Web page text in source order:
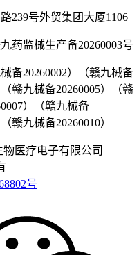
239号外贸集团大厦1106
药监械生产备20260003号
备20260002）（赣九械备
赣九械备20260005）（赣
）（赣九械备
赣九械备20260010）
医疗电子有限公司
号